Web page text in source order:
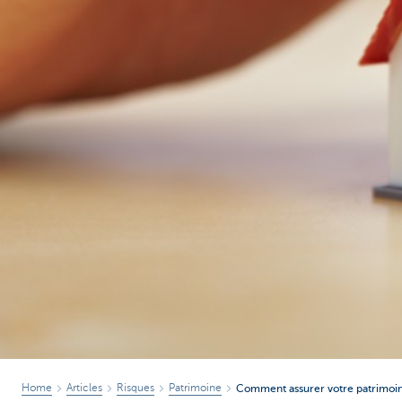
Home Articles Risques Patrimoine Comment assurer votre